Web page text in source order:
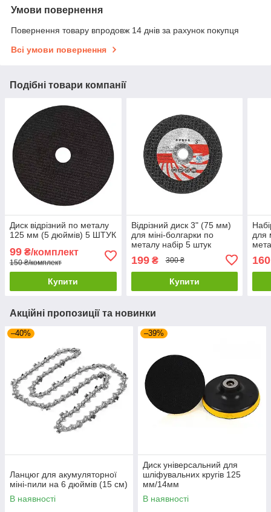
Умови повернення
Повернення товару впродовж 14 днів за рахунок покупця
Всі умови повернення
Подібні товари компанії
Диск відрізний по металу
125 мм (5 дюймів) 5 ШТУК
99 ₴/комплект
150 ₴/комплект
Купити
Відрізний диск 3" (75 мм)
для міні-болгарки по
металу набір 5 штук
199₴ 300 ₴
Купити
для
160
Акційні пропозиції та новинки
–40%
Ланцюг для акумуляторної
міні-пили на 6 дюймів (15 см)
В наявності
–39%
Диск універсальний для
шліфувальних кругів 125
мм/14мм
В наявності